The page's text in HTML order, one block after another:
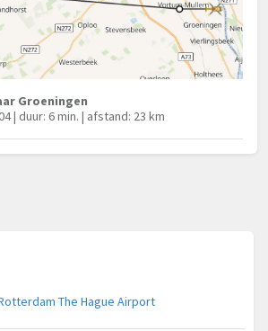
Groeningen
| duur: 6 min. | afstand: 23 km
The Hague Airport